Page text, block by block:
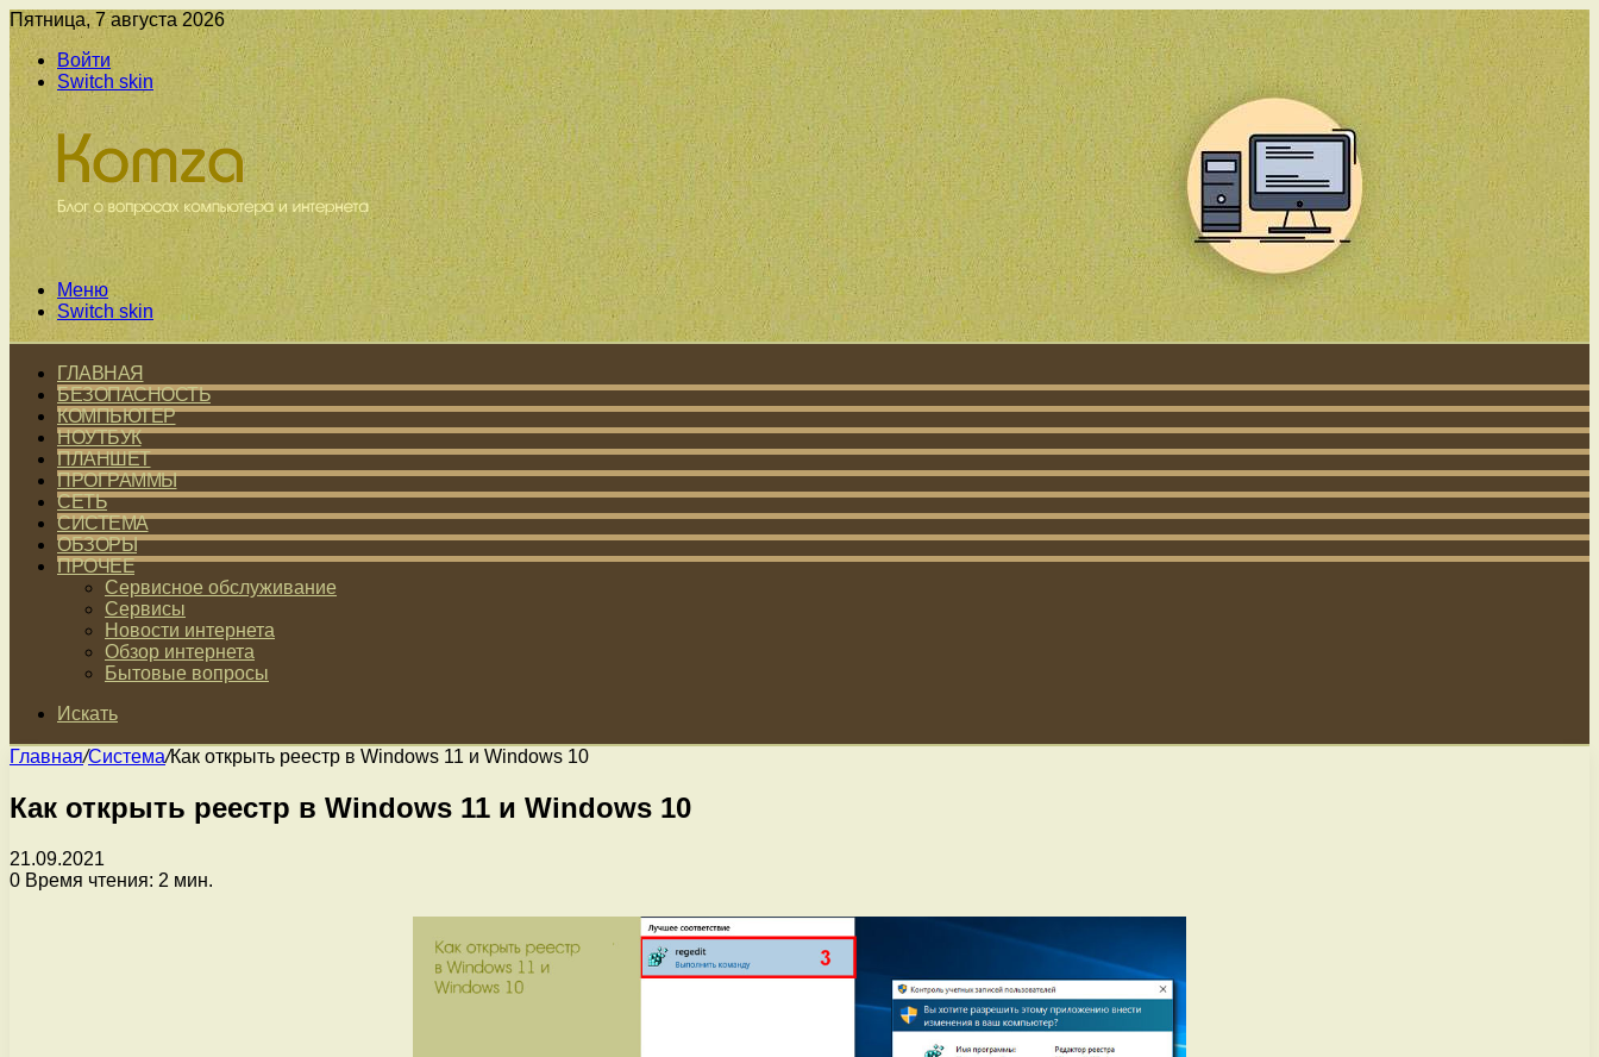
Пятница, 7 августа 2026
Войти
Switch skin
Меню
Switch skin
ГЛАВНАЯ
БЕЗОПАСНОСТЬ
КОМПЬЮТЕР
НОУТБУК
ПЛАНШЕТ
ПРОГРАММЫ
СЕТЬ
СИСТЕМА
ОБЗОРЫ
ПРОЧЕЕ
Сервисное обслуживание
Сервисы
Новости интернета
Обзор интернета
Бытовые вопросы
Искать
Главная/Система/Как открыть реестр в Windows 11 и Windows 10
Как открыть реестр в Windows 11 и Windows 10
21.09.2021
0 Время чтения: 2 мин.